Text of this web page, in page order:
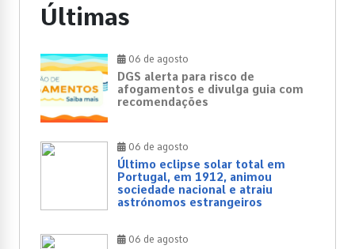
Últimas
06 de agosto
DGS alerta para risco de
afogamentos e divulga guia com
recomendações
06 de agosto
Último eclipse solar total em
Portugal, em 1912, animou
sociedade nacional e atraiu
astrónomos estrangeiros
06 de agosto